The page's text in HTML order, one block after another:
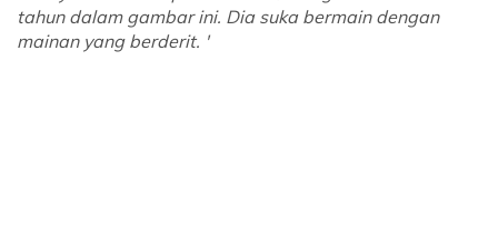
tahun dalam gambar ini. Dia suka bermain dengan
mainan yang berderit. '